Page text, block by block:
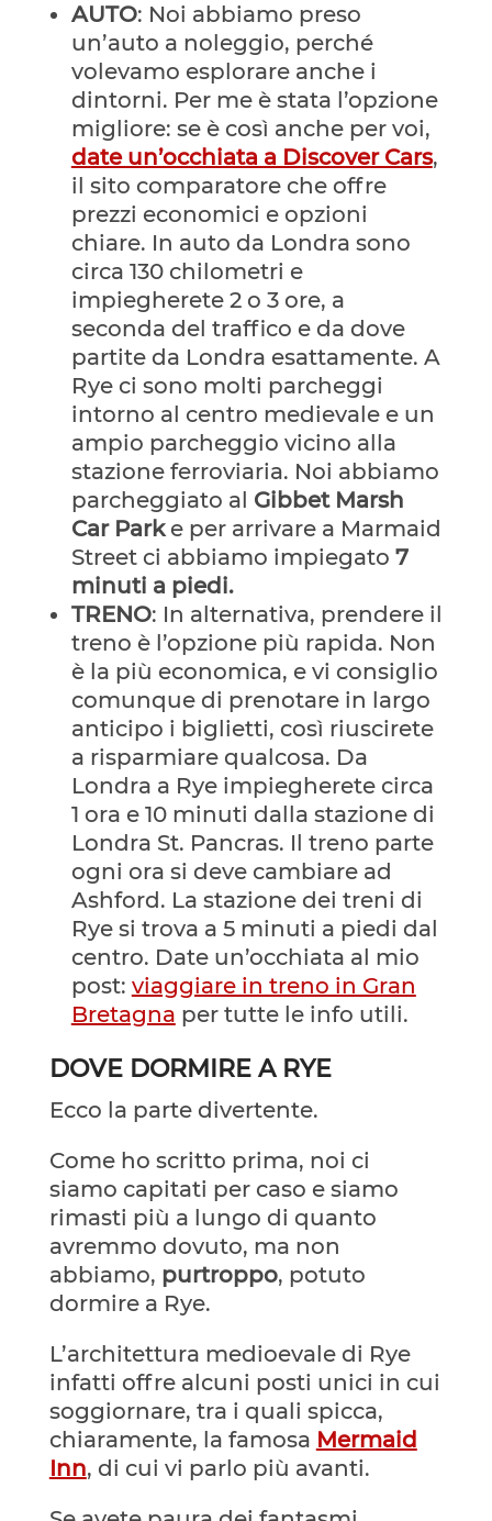
AUTO: Noi abbiamo preso
un’auto a noleggio, perché
volevamo esplorare anche i
dintorni. Per me è stata l’opzione
migliore: se è così anche per voi,
date un’occhiata a Discover Cars,
il sito comparatore che offre
prezzi economici e opzioni
chiare. In auto da Londra sono
circa 130 chilometri e
impiegherete 2 o 3 ore, a
seconda del traffico e da dove
partite da Londra esattamente. A
Rye ci sono molti parcheggi
intorno al centro medievale e un
ampio parcheggio vicino alla
stazione ferroviaria. Noi abbiamo
parcheggiato al Gibbet Marsh
Car Parke per arrivare a Marmaid
Street ci abbiamo impiegato 7
minuti a piedi.
TRENO: In alternativa, prendere il
treno è l’opzione più rapida. Non
è la più economica, e vi consiglio
comunque di prenotare in largo
anticipo i biglietti, così riuscirete
a risparmiare qualcosa. Da
Londra a Rye impiegherete circa
1 ora e 10 minuti dalla stazione di
Londra St. Pancras. Il treno parte
ogni ora si deve cambiare ad
Ashford. La stazione dei treni di
Rye si trova a 5 minuti a piedi dal
centro. Date un’occhiata al mio
post: viaggiare in treno in Gran
Bretagna per tutte le info utili.
DOVE DORMIRE A RYE
Ecco la parte divertente.
Come ho scritto prima, noi ci
siamo capitati per caso e siamo
rimasti più a lungo di quanto
avremmo dovuto, ma non
abbiamo, purtroppo, potuto
dormire a Rye.
L’architettura medioevale di Rye
infatti offre alcuni posti unici in cui
soggiornare, tra i quali spicca,
chiaramente, la famosa Mermaid
Inn, di cui vi parlo più avanti.